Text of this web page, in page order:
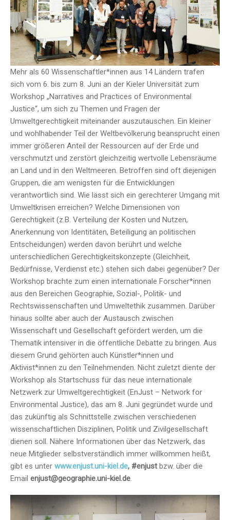
Mehr als 60 Wissenschaftler*innen aus 14 Ländern trafen
sich vom 6. bis zum 8. Juni an der Kieler Universität zum
Workshop „Narratives and Practices of Environmental
Justice“, um sich zu Themen und Fragen der
Umweltgerechtigkeit miteinander auszutauschen. Ein kleiner
und wohlhabender Teil der Weltbevölkerung beansprucht einen
immer größeren Anteil der Ressourcen auf der Erde und
verschmutzt und zerstört gleichzeitig wertvolle Lebensräume
an Land und in den Weltmeeren. Betroffen sind oft diejenigen
Gruppen, die am wenigsten für die Entwicklungen
verantwortlich sind. Wie lässt sich ein gerechterer Umgang mit
Umweltkrisen erreichen? Welche Dimensionen von
Gerechtigkeit (z.B. Verteilung der Kosten und Nutzen,
Anerkennung von Identitäten, Beteiligung an politischen
Entscheidungen) werden davon berührt und welche
unterschiedlichen Gerechtigkeitskonzepte (Gleichheit,
Bedürfnisse, Verdienst etc.) stehen sich dabei gegenüber? Der
Workshop brachte zum einen internationale Forscher*innen
aus den Bereichen Geographie, Sozial-, Politik- und
Rechtswissenschaften und Umweltethik zusammen. Darüber
hinaus sollte aber auch der Austausch zwischen
Wissenschaft und Gesellschaft gefördert werden, um die
Thematik intensiver in die öffentliche Debatte zu bringen. Aus
diesem Grund gehörten auch Künstler*innen und
Aktivist*innen zu den Teilnehmenden. Nicht zuletzt diente der
Workshop als Startschuss für das neue internationale
Netzwerk zur Umweltgerechtigkeit (EnJust – Network for
Environmental Justice), das am 8. Juni gegründet wurde und
das zukünftig als Schnittstelle zwischen verschiedenen
wissenschaftlichen Disziplinen, Politik und Zivilgesellschaft
dienen soll. Nähere Informationen über das Netzwerk, das
neue Mitglieder selbstverständlich immer willkommen heißt,
gibt es unter www.enjust.uni-kiel.de, #enjustbzw. über die
Email enjust@geographie.uni-kiel.de.